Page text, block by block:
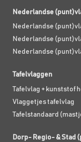
Nederlandse
Nederlandse
Nederlandse
Nederlandse
Tafelvlaggen
Tafelvlag + kunststof
Vlaggetjes tafelvlag
Tafelstandaard
Dorp- Regio- & Stad